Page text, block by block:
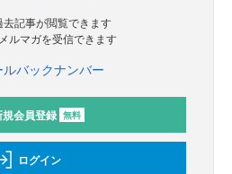
去記事が閲覧できます
ルマガを受信できます
ルバックナンバー
規会員登録 無料
ログイン